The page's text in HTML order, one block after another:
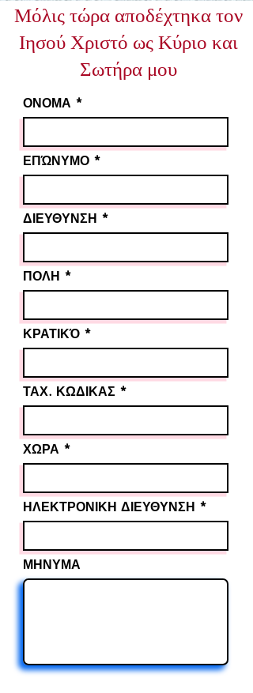
Μόλις τώρα αποδέχτηκα τον
Ιησού Χριστό ως Κύριο και
Σωτήρα μου
ΟΝΟΜΑ
ΕΠΏΝΥΜΟ
ΔΙΕΥΘΥΝΣΗ
ΠΟΛΗ
ΚΡΑΤΙΚΌ
ΤΑΧ. ΚΩΔΙΚΑΣ
ΧΩΡΑ
ΗΛΕΚΤΡΟΝΙΚΗ ΔΙΕΥΘΥΝΣΗ
ΜΗΝΥΜΑ